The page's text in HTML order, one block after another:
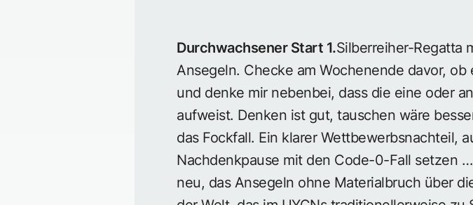
Durchwachsener Start 1.Silberreiher-Regatta
Ansegeln. Checke am Wochenende davor,
und denke mir nebenbei, dass die eine oder
aufweist. Denken ist gut, tauschen wäre
das Fockfall. Ein klarer Wettbewerbsnachteil,
Nachdenkpause mit den Code-0-Fall setzen
neu, das Ansegeln ohne Materialbruch über